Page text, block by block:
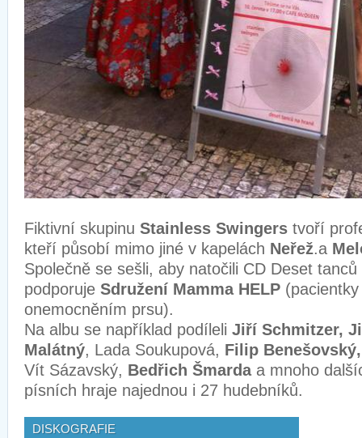
Fiktivní skupinu Stainless Swingers tvoří
kteří působí mimo jiné v kapelách Neřež.a
Společně se sešli, aby natočili CD Deset
podporuje Sdružení Mamma HELP
onemocněním prsu).
Na albu se například podíleli Jiří Schmitzer,
Malátný, Lada Soukupová, Filip
Vít Sázavský, Bedřich Šmardaa mnoho
písních hraje najednou i 27 hudebníků.
DISKOGRAFIE